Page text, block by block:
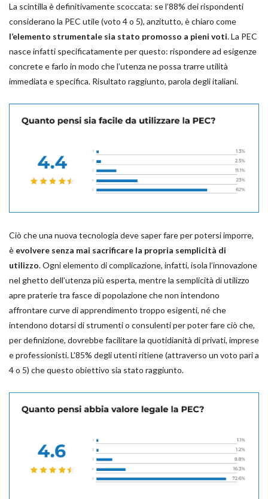
La scintilla è definitivamente scoccata: se l’88% dei rispondenti
considerano la PEC utile (voto 4 o 5), anzitutto, è chiaro come
l’elemento strumentale sia stato promosso a pieni voti. La PEC
nasce infatti specificatamente per questo: rispondere ad esigenze
concrete e farlo in modo che l’utenza ne possa trarre utilità
immediata e specifica. Risultato raggiunto, parola degli italiani.
Ciò che una nuova tecnologia deve saper fare per potersi imporre,
è evolvere senza mai sacrificare la propria semplicità di
utilizzo. Ogni elemento di complicazione, infatti, isola l’innovazione
nel ghetto dell’utenza più esperta, mentre la semplicità di utilizzo
apre praterie tra fasce di popolazione che non intendono
affrontare curve di apprendimento troppo esigenti, né che
intendono dotarsi di strumenti o consulenti per poter fare ciò che,
per definizione, dovrebbe facilitare la quotidianità di privati, imprese
e professionisti. L’85% degli utenti ritiene (attraverso un voto pari a
4 o 5) che questo obiettivo sia stato raggiunto.